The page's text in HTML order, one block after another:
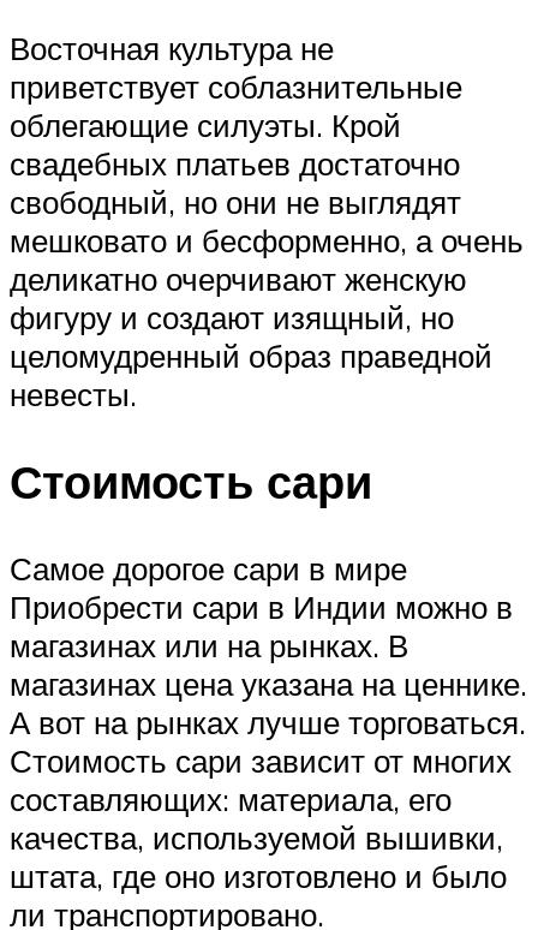
Восточная культура не
приветствует соблазнительные
облегающие силуэты. Крой
свадебных платьев достаточно
свободный, но они не выглядят
мешковато и бесформенно, а очень
деликатно очерчивают женскую
фигуру и создают изящный, но
целомудренный образ праведной
невесты.
Стоимость сари
Самое дорогое сари в мире
Приобрести сари в Индии можно в
магазинах или на рынках. В
магазинах цена указана на ценнике.
А вот на рынках лучше торговаться.
Стоимость сари зависит от многих
составляющих: материала, его
качества, используемой вышивки,
штата, где оно изготовлено и было
ли транспортировано.